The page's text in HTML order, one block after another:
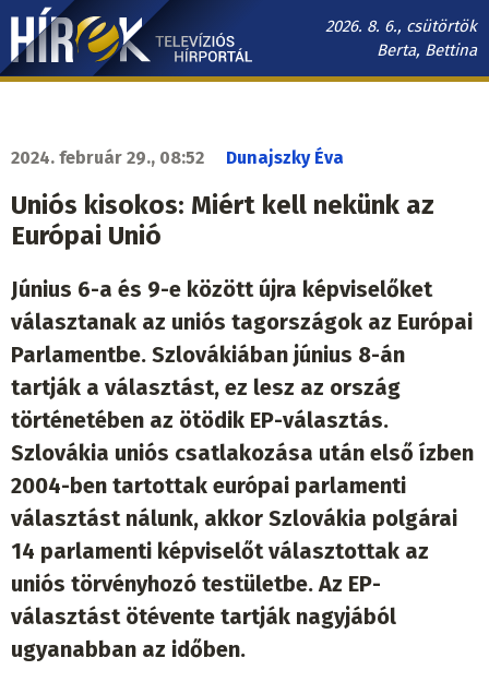
Ugrás
tartalomra
2026. 8. 6., csütörtök
Berta, Bettina
Hírek.sk
2024. február 29., 08:52 Dunajszky Éva
Uniós kisokos: Miért kell nekünk az
Európai Unió
Június 6-a és 9-e között újra képviselőket
választanak az uniós tagországok az Európai
Parlamentbe. Szlovákiában június 8-án
tartják a választást, ez lesz az ország
történetében az ötödik EP-választás.
Szlovákia uniós csatlakozása után első ízben
2004-ben tartottak európai parlamenti
választást nálunk, akkor Szlovákia polgárai
14 parlamenti képviselőt választottak az
uniós törvényhozó testületbe. Az EP-
választást ötévente tartják nagyjából
ugyanabban az időben.